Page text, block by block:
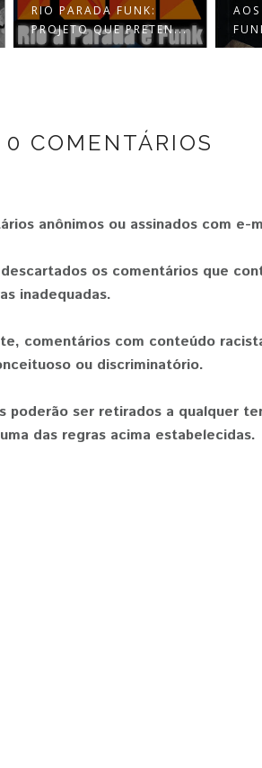
AOS FUNKEIROS E ÀS
FUNKEIRAS QUE (E...
0 COMENTÁRIOS
anônimos ou assinados com e-
os comentários que
inadequadas.
comentários com conteúdo
ou discriminatório.
poderão ser retirados a qualquer
das regras acima estabelecidas.